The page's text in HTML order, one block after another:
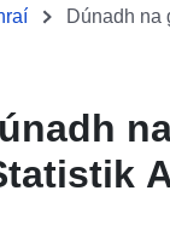
Dúnadh na